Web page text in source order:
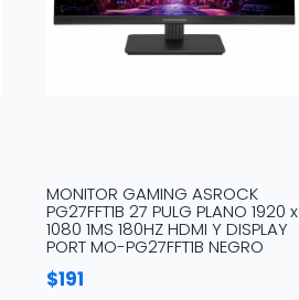
MONITOR GAMING ASROCK
PG27FFT1B 27 PULG PLANO 1920 x
1080 1MS 180HZ HDMI Y DISPLAY
PORT MO-PG27FFT1B NEGRO
$191